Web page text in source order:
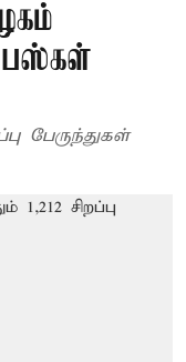
பஸ்கள்
பேருந்துகள்